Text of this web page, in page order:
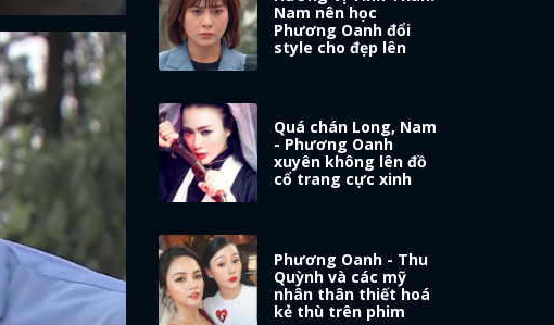
Nam nên học
Phương Oanh đổi
style cho đẹp lên
Quá chán Long, Nam
- Phương Oanh
xuyên không lên đồ
cổ trang cực xinh
Phương Oanh - Thu
Quỳnh và các mỹ
nhân thân thiết hoá
kẻ thù trên phim